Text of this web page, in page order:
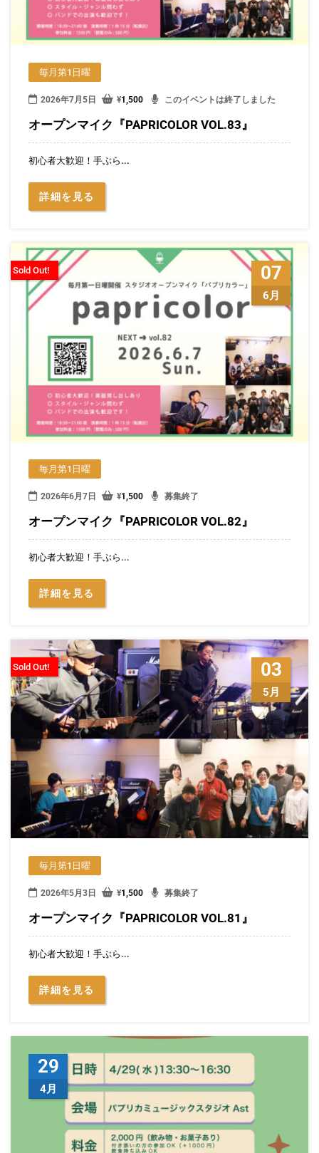
毎月第1日曜
2026年7月5日 ¥1,500 このイベントは終了しました
オープンマイク『PAPRICOLOR VOL.83』
初心者大歓迎！手ぶら...
詳細を見る
07
6月
Sold Out!
毎月第1日曜
2026年6月7日 ¥1,500 募集終了
オープンマイク『PAPRICOLOR VOL.82』
初心者大歓迎！手ぶら...
詳細を見る
03
5月
Sold Out!
毎月第1日曜
2026年5月3日 ¥1,500 募集終了
オープンマイク『PAPRICOLOR VOL.81』
初心者大歓迎！手ぶら...
詳細を見る
29
4月